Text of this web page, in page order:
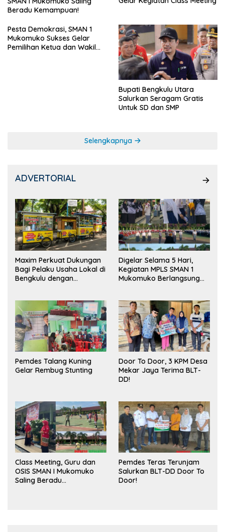
Beradu Kemampuan!
Pesta Demokrasi, SMAN 1
Mukomuko Sukses Gelar
Pemilihan Ketua dan Wakil
Bupati Bengkulu Utara
Salurkan Seragam Gratis
Untuk SD dan SMP
Selengkapnya
ADVERTORIAL
Maxim Perkuat Dukungan
Bagi Pelaku Usaha Lokal di
Bengkulu dengan
Pasar
Digelar Selama 5 Hari,
Kegiatan MPLS SMAN 1
Mukomuko Berlangsung
Pemdes Talang Kuning
Gelar Rembug Stunting
Door To Door, 3 KPM Desa
Mekar Jaya Terima BLT-
DD!
Class Meeting, Guru dan
OSIS SMAN I Mukomuko
Saling Beradu
Pemdes Teras Terunjam
Salurkan BLT-DD Door To
Door!